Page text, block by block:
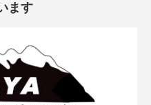
ます